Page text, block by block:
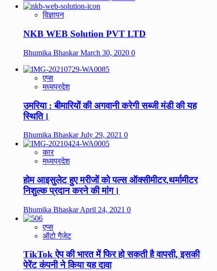
विज्ञापन
NKB WEB Solution PVT LTD
Bhumika BhaskarMarch 30, 2020 0
एप्स
मध्यप्रदेश
उमरिया : बीमारियों की अगवानी करेगी सब्जी मंडी की यह
स्थिति।
Bhumika BhaskarJuly 29, 2021 0
कार
मध्यप्रदेश
होम आइसुलेट हुए मरीजों को पल्स ऑक्सीमीटर,थर्मामीटर
निशुल्क प्रदान करने की मांग।
Bhumika BhaskarApril 24, 2021 0
एप्स
ऑटो गैजेट
TikTok ऐप की भारत में फिर हो सकती है वापसी, इसकी
पेरेंट कंपनी ने किया यह दावा